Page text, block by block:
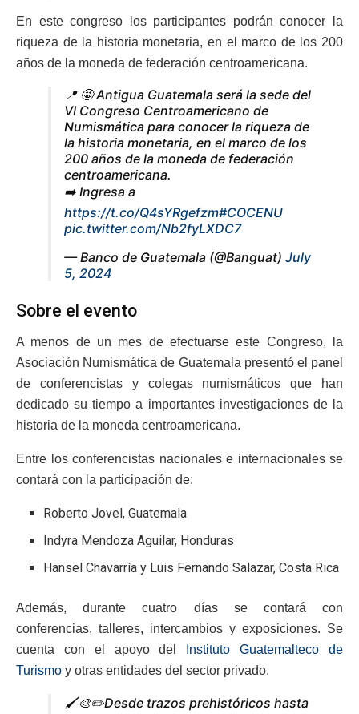
En este congreso los participantes podrán conocer la
riqueza de la historia monetaria, en el marco de los 200
años de la moneda de federación centroamericana.
📍 🤩 Antigua Guatemala será la sede del
VI Congreso Centroamericano de
Numismática para conocer la riqueza de
la historia monetaria, en el marco de los
200 años de la moneda de federación
centroamericana.
➡️ Ingresa a
https://t.co/Q4sYRgefzm#COCENU
pic.twitter.com/Nb2fyLXDC7
— Banco de Guatemala (@Banguat) July
5, 2024
Sobre el evento
A menos de un mes de efectuarse este Congreso, la
Asociación Numismática de Guatemala presentó el panel
de conferencistas y colegas numismáticos que han
dedicado su tiempo a importantes investigaciones de la
historia de la moneda centroamericana.
Entre los conferencistas nacionales e internacionales se
contará con la participación de:
Roberto Jovel, Guatemala
Indyra Mendoza Aguilar, Honduras
Hansel Chavarría y Luis Fernando Salazar, Costa Rica
Además, durante cuatro días se contará con
conferencias, talleres, intercambios y exposiciones. Se
cuenta con el apoyo del
Instituto Guatemalteco de
Turismo y otras entidades del sector privado.
🖌️🎨✏️Desde trazos prehistóricos hasta